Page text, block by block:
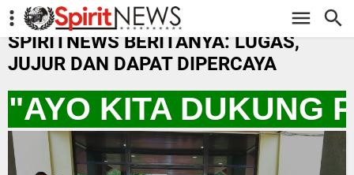
-->
SPIRITNEWS BERITANYA: LUGAS,
JUJUR DAN DAPAT DIPERCAYA
KITA DUKUNG